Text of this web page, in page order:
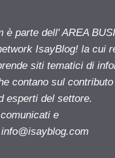
è parte dell' AREA
IsayBlog! la cui
siti tematici di
contano sul
esperti del settore.
e
info@isayblog.com